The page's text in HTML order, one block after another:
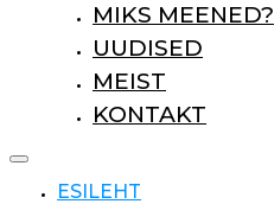
MIKS MEENED?
UUDISED
MEIST
KONTAKT
ESILEHT